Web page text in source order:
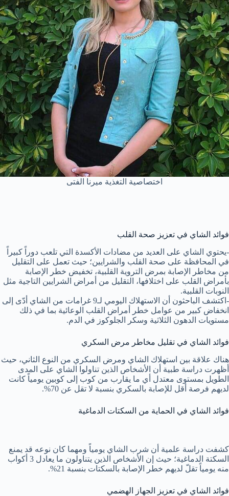
اختصاصية التغذية ميرنا الفتى
فوائد الشاي في تعزيز صحة القلب
-يحتوي الشاي على العديد من مضادات الأكسدة التي تلعب دوراً كبيراً
في المحافظة على صحة القلب والشرايين؛ حيث تعمل على التقليل
من مخاطر الإصابة بمرض التروية القلبية، تخفيض خطر الإصابة
بأمراض القلب على اختلافها، التقليل من أمراض الشرايين التاجية مثل
النوبات القلبية.
-اكتشف الباحثون أن الاستهلاك اليومي لـ9 غرامات من الشاي أدّى إلى
انخفاض كبير من عوامل خطر أمراض القلب الوعائية بما في ذلك
مستويات الدهون الثلاثية وسكر الجلوكوز في الدم.
فوائد الشاي في تقليل مخاطر مرض السكري
هناك علاقة بين استهلاك الشاي ومرض السكري من النوع الثاني، حيث
أظهرت دراسة طبية أن الأشخاص الذين تناولوا الشاي على المدى
الطويل بمستوى معتدل أي ما يقارب من كوب إلى كوبين يومياً كانت
لديهم فرصة أقل للإصابة بالسكري بنسبة لا تقل عن 70%.
فوائد الشاي في الحماية من السكتات الدماغية
كشفت دراسة علمية أن شرب الشاي يومياً ومهما كان نوعه قد يمنع
السكتة الدماغية؛ حيث إن الأشخاص الذين يتناولون ما يعادل 3 أكواب
منه يومياً تقلّ لديهم خطر الإصابة بالسكتات بنسبة 21%.
فوائد الشاي في تعزيز الجهاز الهضمي